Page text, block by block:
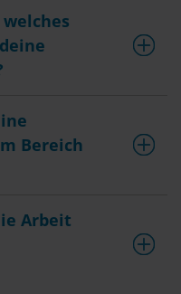
Bereich
Arbeit